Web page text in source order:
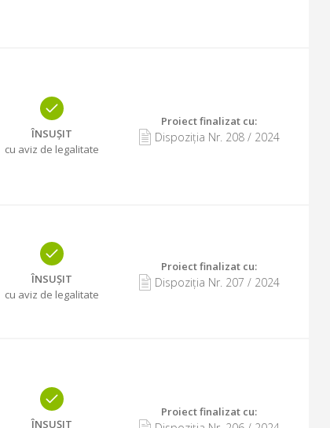
ÎNSUȘIT
cu aviz de legalitate
Proiect finalizat cu:
Dispoziția Nr. 208/ 2024
ÎNSUȘIT
cu aviz de legalitate
Proiect finalizat cu:
Dispoziția Nr. 207 / 2024
ÎNSUȘIT
Proiect finalizat cu: